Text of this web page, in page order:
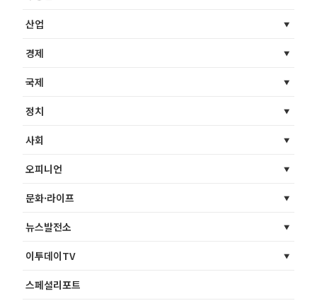
산업
경제
국제
정치
사회
오피니언
문화·라이프
뉴스발전소
이투데이TV
스페셜리포트